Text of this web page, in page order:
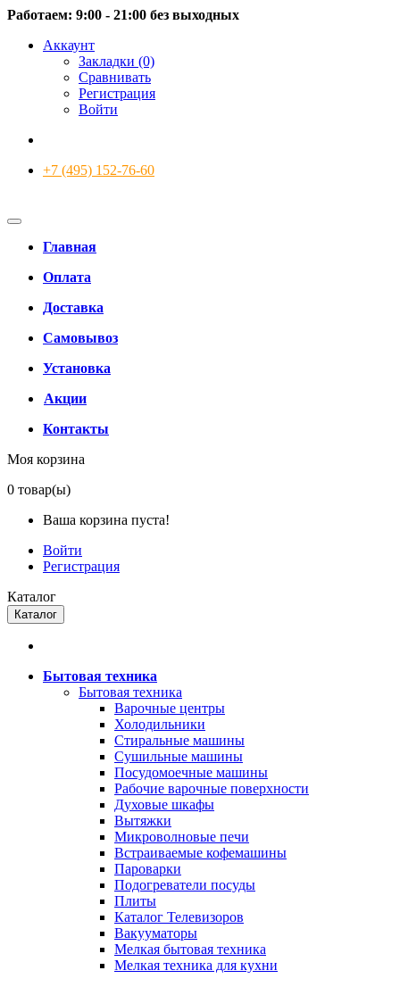
Работаем: 9:00 - 21:00 без выходных
Аккаунт
Закладки (0)
Сравнивать
Регистрация
Войти
+7 (495) 152-76-60
Главная
Оплата
Доставка
Самовывоз
Установка
Акции
Контакты
Моя корзина
0 товар(ы)
Ваша корзина пуста!
Войти
Регистрация
Каталог
Каталог
Бытовая техника
Бытовая техника
Варочные центры
Холодильники
Стиральные машины
Сушильные машины
Посудомоечные машины
Рабочие варочные поверхности
Духовые шкафы
Вытяжки
Микроволновые печи
Встраиваемые кофемашины
Пароварки
Подогреватели посуды
Плиты
Каталог Телевизоров
Вакууматоры
Мелкая бытовая техника
Мелкая техника для кухни